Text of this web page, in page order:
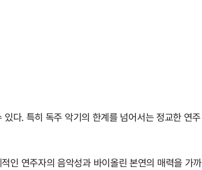
다. 특히 독주 악기의 한계를 넘어서는 정교한 연
인 연주자의 음악성과 바이올린 본연의 매력을